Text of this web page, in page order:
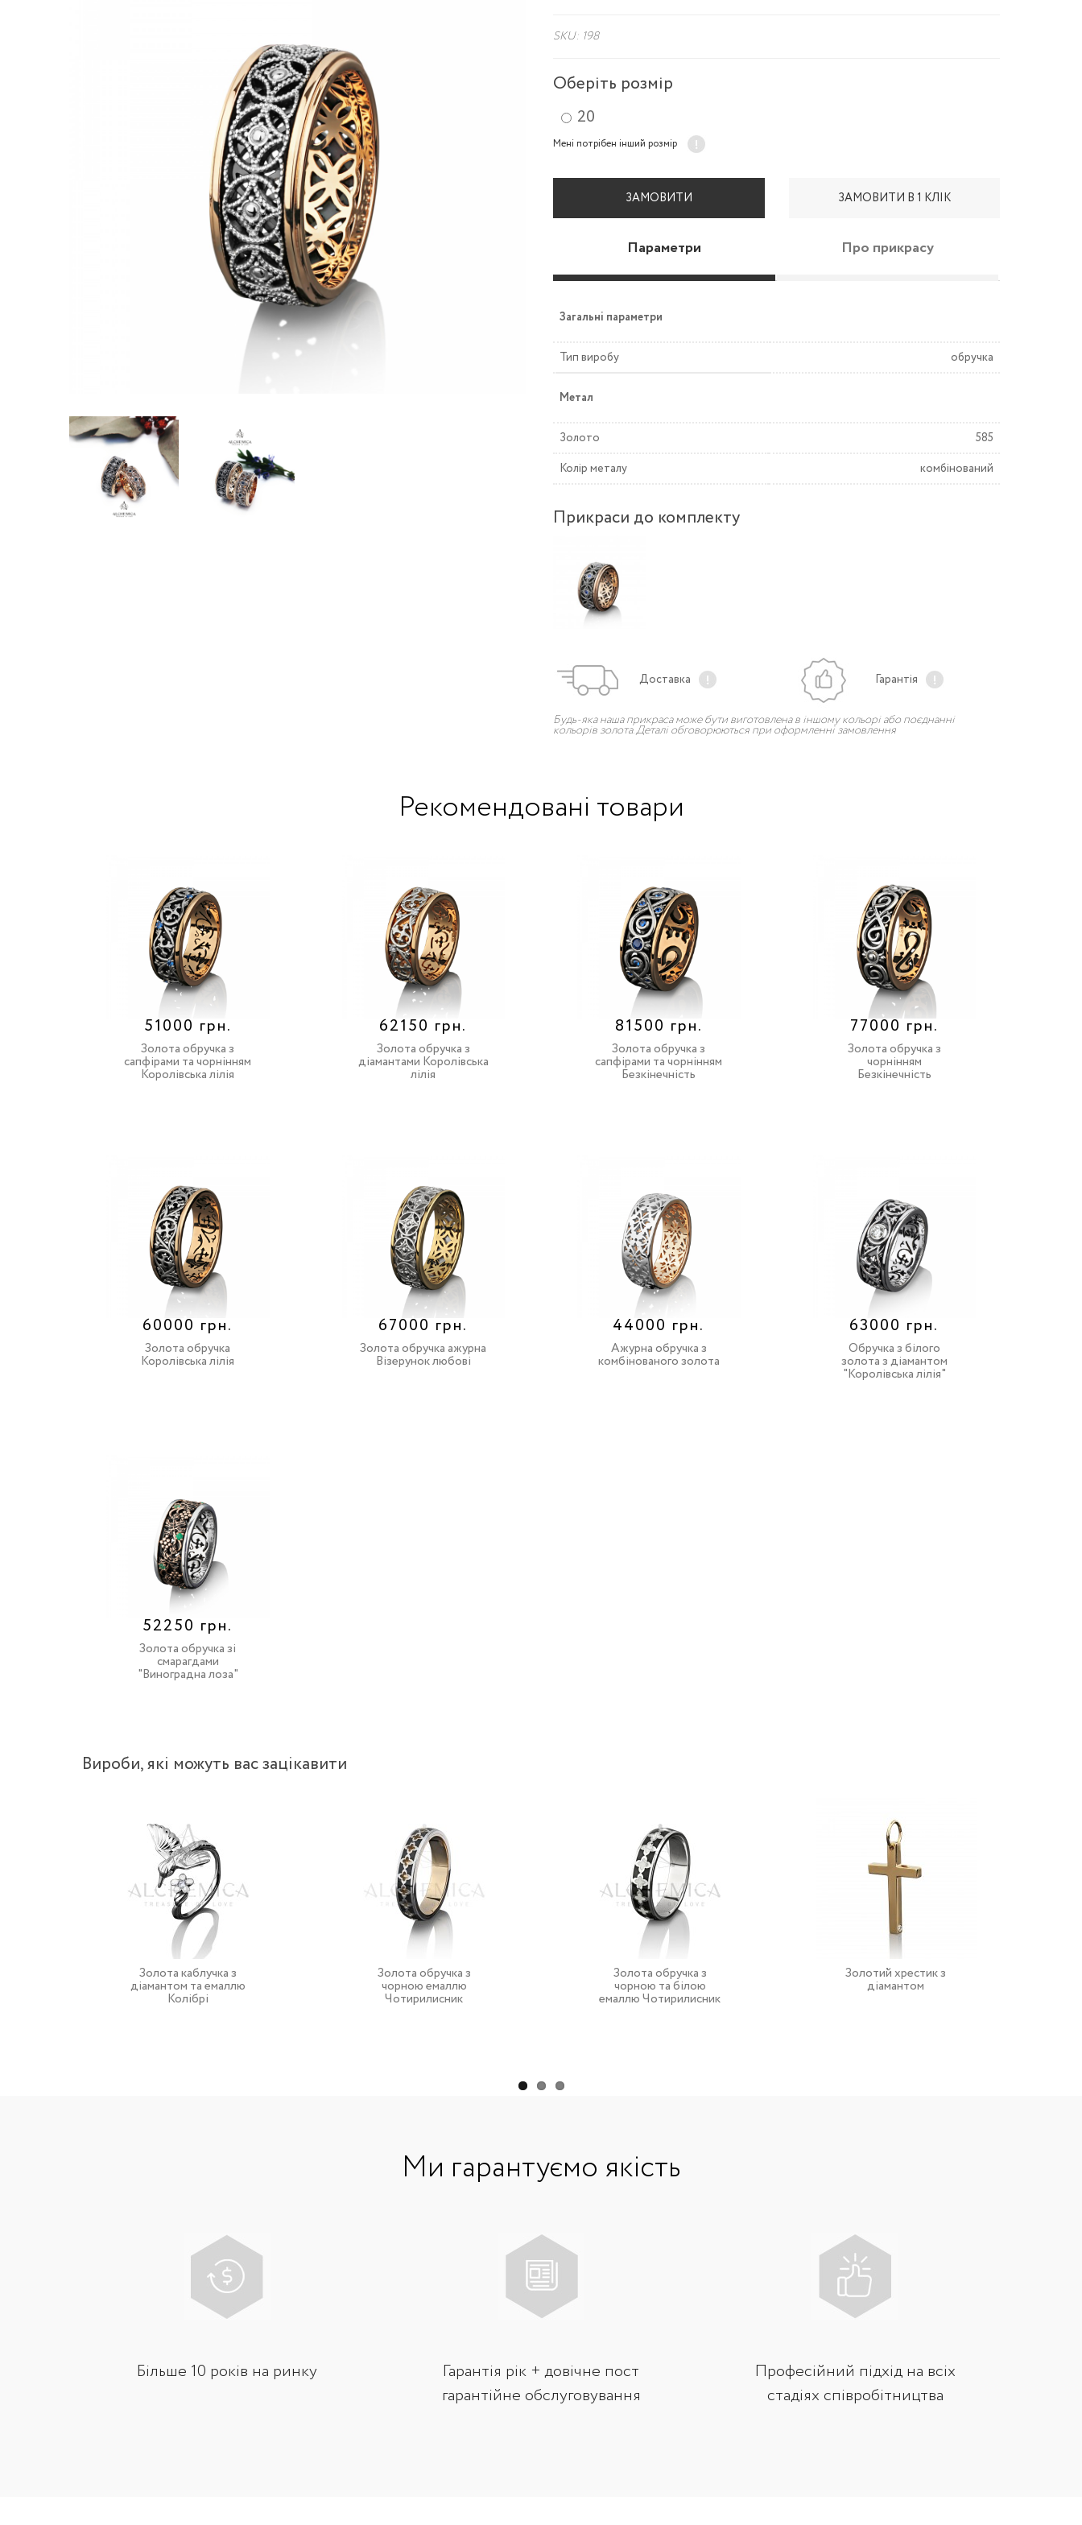
SKU: 198
Оберіть розмір
20
Мені потрібен інший розмір
ЗАМОВИТИ ЗАМОВИТИ В 1 КЛІК
Параметри Про прикрасу
Загальні параметри
Тип виробу обручка
Метал
Золото
585
Колір металу
комбінований
Прикраси до комплекту
Доставка Гарантія
Будь-яка наша прикраса може бути виготовлена в іншому кольорі або поєднанні
кольорів золота. Деталі обговорюються при оформленні замовлення
Рекомендовані товари
51000 грн.
Золота обручка з
сапфірами та чорнінням
Королівська лілія
62150 грн.
Золота обручка з
діамантами Королівська
лілія
81500 грн.
Золота обручка з
сапфірами та чорнінням
Безкінечність
77000 грн.
Золота обручка з
чорнінням
Безкінечність
60000 грн.
Золота обручка
Королівська лілія
67000 грн.
Золота обручка ажурна
Візерунок любові
44000 грн.
Ажурна обручка з
комбінованого золота
63000 грн.
Обручка з білого
золота з діамантом
"Королівська лілія"
52250 грн.
Золота обручка зі
смарагдами
"Виноградна лоза"
Вироби, якi можуть вас зацiкавити
Золота каблучка з
діамантом та емаллю
Колібрі
Золота обручка з
чорною емаллю
Чотирилисник
Золота обручка з
чорною та білою
емаллю Чотирилисник
Золотий хрестик з
діамантом
Ми гарантуємо якість
Більше 10 років на ринку
Гарантія рік + довічне пост
гарантійне обслуговування
Професійний підхід на всіх
стадіях співробітництва